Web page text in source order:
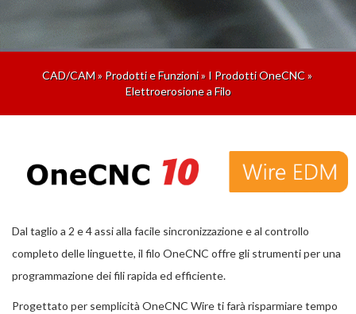
CAD/CAM» Prodotti e Funzioni» I Prodotti OneCNC»
Elettroerosione a Filo
Dal taglio a 2 e 4 assi alla facile sincronizzazione e al controllo
completo delle linguette, il filo OneCNC offre gli strumenti per una
programmazione dei fili rapida ed efficiente.
Progettato per semplicità OneCNC Wire ti farà risparmiare tempo